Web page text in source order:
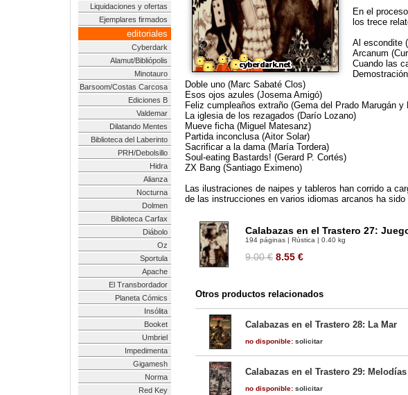
Liquidaciones y ofertas
Ejemplares firmados
editoriales
Cyberdark
Alamut/Bibliópolis
Minotauro
Barsoom/Costas Carcosa
Ediciones B
Valdemar
Dilatando Mentes
Biblioteca del Laberinto
PRH/Debolsillo
Hidra
Alianza
Nocturna
Dolmen
Biblioteca Carfax
Diábolo
Oz
Sportula
Apache
El Transbordador
Planeta Cómics
Insólita
Booket
Umbriel
Impedimenta
Gigamesh
Norma
Red Key
En el
los trece
Al escondite
Arcanum
Cuando las
Doble uno (Marc Sabaté Clos)
Esos ojos azules (Josema Amigó)
Feliz cumpleaños extraño (Gema del Prado Marugán
La iglesia de los rezagados (Darío Lozano)
Mueve ficha (Miguel Matesanz)
Partida inconclusa (Aitor Solar)
Sacrificar a la dama (María Tordera)
Soul-eating Bastards! (Gerard P. Cortés)
ZX Bang (Santiago Eximeno)
Las ilustraciones de naipes y tableros han corrido a
de las instrucciones en varios idiomas arcanos ha
Calabazas en el Trastero 27:
194 páginas | Rústica | 0.40 kg
9.00 € 8.55 €
Otros productos relacionados
Calabazas en el Trastero 28: La Mar
no disponible: solicitar
Calabazas en el Trastero 29:
no disponible: solicitar